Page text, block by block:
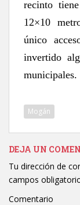
recinto tiene
12×10
único
invertido
municipales.
Mogán
DEJA UN
Tu dirección de
campos
Comentario